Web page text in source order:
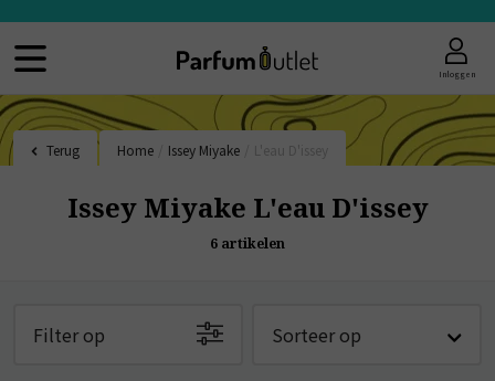
Inloggen
Terug Home Issey Miyake
Issey Miyake L'eau D'issey
6 artikelen
Filter op Sorteer op